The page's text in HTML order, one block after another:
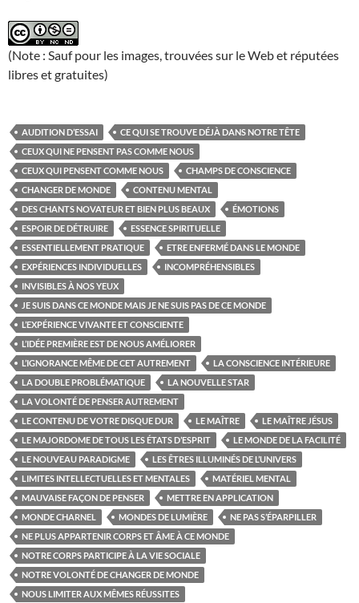
(Note : Sauf pour les images, trouvées sur le Web et réputées
libres et gratuites)
AUDITION D’ESSAI
CE QUI SE TROUVE DÉJÀ DANS NOTRE TÊTE
CEUX QUI NE PENSENT PAS COMME NOUS
CEUX QUI PENSENT COMME NOUS
CHAMPS DE CONSCIENCE
CHANGER DE MONDE
CONTENU MENTAL
DES CHANTS NOVATEUR ET BIEN PLUS BEAUX
ÉMOTIONS
ESPOIR DE DÉTRUIRE
ESSENCE SPIRITUELLE
ESSENTIELLEMENT PRATIQUE
ETRE ENFERMÉ DANS LE MONDE
EXPÉRIENCES INDIVIDUELLES
INCOMPRÉHENSIBLES
INVISIBLES À NOS YEUX
JE SUIS DANS CE MONDE MAIS JE NE SUIS PAS DE CE MONDE
L’EXPÉRIENCE VIVANTE ET CONSCIENTE
L’IDÉE PREMIÈRE EST DE NOUS AMÉLIORER
L’IGNORANCE MÊME DE CET AUTREMENT
LA CONSCIENCE INTÉRIEURE
LA DOUBLE PROBLÉMATIQUE
LA NOUVELLE STAR
LA VOLONTÉ DE PENSER AUTREMENT
LE CONTENU DE VOTRE DISQUE DUR
LE MAÎTRE
LE MAÎTRE JÉSUS
LE MAJORDOME DE TOUS LES ÉTATS D’ESPRIT
LE MONDE DE LA FACILITÉ
LE NOUVEAU PARADIGME
LES ÊTRES ILLUMINÉS DE L’UNIVERS
LIMITES INTELLECTUELLES ET MENTALES
MATÉRIEL MENTAL
MAUVAISE FAÇON DE PENSER
METTRE EN APPLICATION
MONDE CHARNEL
MONDES DE LUMIÈRE
NE PAS S’ÉPARPILLER
NE PLUS APPARTENIR CORPS ET ÂME À CE MONDE
NOTRE CORPS PARTICIPE À LA VIE SOCIALE
NOTRE VOLONTÉ DE CHANGER DE MONDE
NOUS LIMITER AUX MÊMES RÉUSSITES